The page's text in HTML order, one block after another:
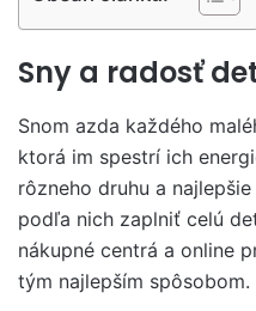
Sny a radosť
Snom azda každého
ktorá im spestrí ich
rôzneho druhu a
podľa nich zaplniť celú
nákupné centrá a online
tým najlepším spôsobom.